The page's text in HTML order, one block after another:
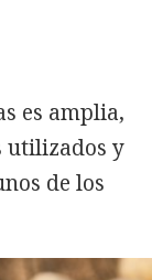
es amplia,
utilizados y
de los